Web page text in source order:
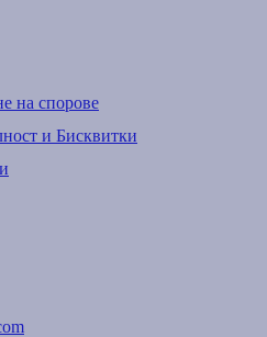
на спорове
и Бисквитки